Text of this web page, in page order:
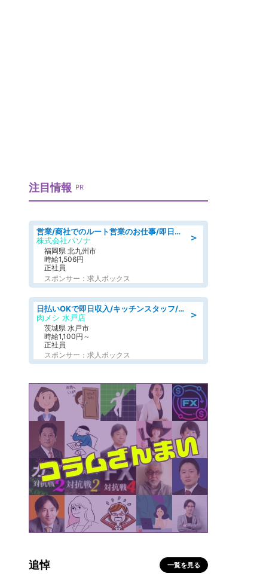
注目情報 PR
＞
営業/商社でのルート営業のお仕事/即日勤務可/車通勤可/営業
株式会社パソナ
福岡県 北九州市
時給1,506円
正社員
スポンサー：求人ボックス
＞
日払いOKで即日収入/キッチンスタッフ/「原付免許必須」デリバリー業務など、自己成長可能な幅広い仕事に挑戦!髪型自由&ピアス・ネイルOK/茨城県/水戸市
肉メシ 水戸店
茨城県 水戸市
時給1,100円～
正社員
スポンサー：求人ボックス
追悼 一覧を見る